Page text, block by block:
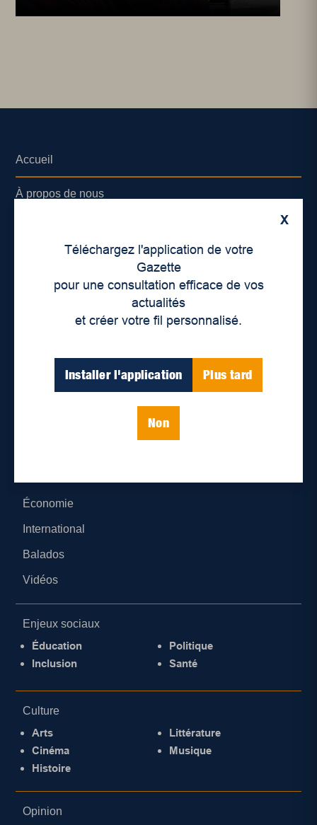
X
Téléchargez l'application de votre
Gazette
pour une consultation efficace de vos
actualités
et créer votre fil personnalisé.
Installer l'application Plus tard
Non
Accueil
À propos de nous
Lieux de distribution
Économie
International
Balados
Vidéos
Enjeux sociaux
Éducation
Inclusion
Politique
Santé
Culture
Arts
Cinéma
Histoire
Littérature
Musique
Opinion